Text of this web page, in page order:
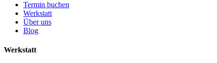
Termin buchen
Werkstatt
Über uns
Blog
Werkstatt